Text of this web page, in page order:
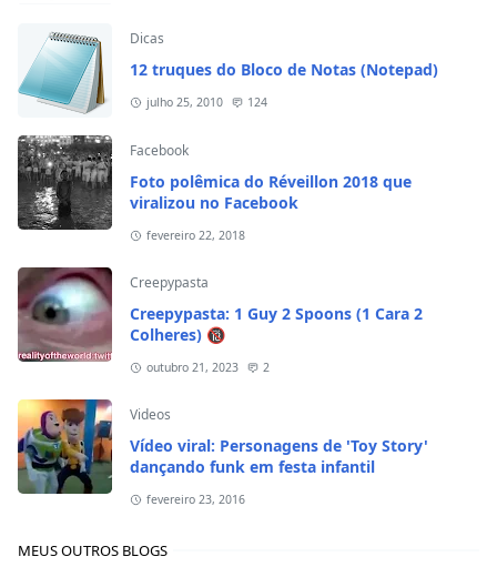
Dicas
12 truques do Bloco de Notas (Notepad)
julho 25, 2010 124
Facebook
Foto polêmica do Réveillon 2018 que
viralizou no Facebook
fevereiro 22, 2018
Creepypasta
Creepypasta: 1 Guy 2 Spoons (1 Cara 2
Colheres) 🔞
outubro 21, 2023 2
Videos
Vídeo viral: Personagens de 'Toy Story'
dançando funk em festa infantil
fevereiro 23, 2016
MEUS OUTROS BLOGS